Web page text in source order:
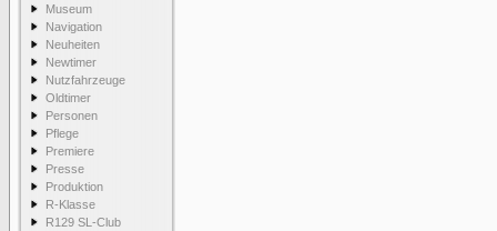
Museum
Navigation
Neuheiten
Newtimer
Nutzfahrzeuge
Oldtimer
Personen
Pflege
Premiere
Presse
Produktion
R-Klasse
R129 SL-Club